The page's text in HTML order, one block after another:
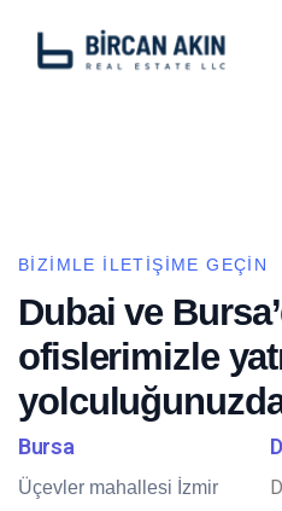
BIZIMLE İLETIŞIME GEÇIN
Dubai ve
ofislerimizle
yolculuğunuzda
Bursa
Üçevler mahallesi İzmir